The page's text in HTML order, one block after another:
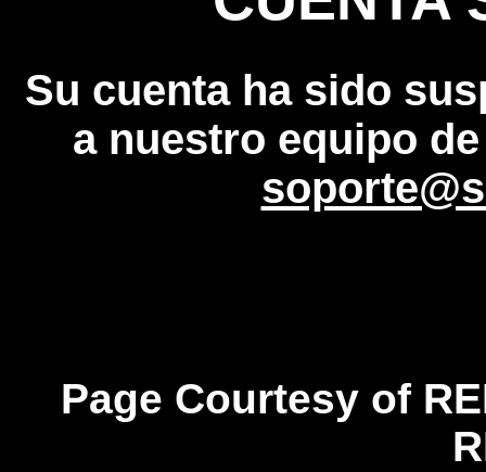
Su cuenta ha sido
a nuestro equipo
Page Courtesy of